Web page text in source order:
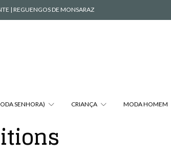
| REGUENGOS DE MONSARAZ
SENHORA) CRIANÇA MODA HOMEM